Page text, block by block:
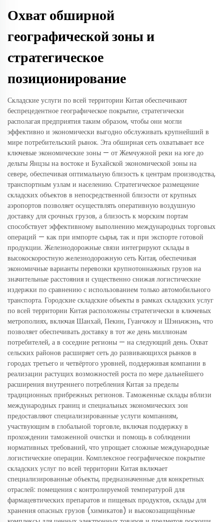
Охват обширной
географической зоны и
стратегическое
позиционирование
Складские услуги по всей территории Китая обеспечивают
беспрецедентное географическое покрытие, стратегически
располагая предприятия таким образом, чтобы они могли
эффективно и экономически выгодно обслуживать крупнейший в
мире потребительский рынок. Эта обширная сеть охватывает все
ключевые экономические зоны — от Жемчужной реки на юге до
дельты Янцзы на востоке и Бухайской экономической зоны на
севере, обеспечивая оптимальную близость к центрам производства,
транспортным узлам и населению. Стратегическое размещение
складских объектов в непосредственной близости от крупных
аэропортов позволяет осуществлять оперативную воздушную
доставку для срочных грузов, а близость к морским портам
способствует эффективному выполнению международных торговых
операций — как при импорте сырья, так и при экспорте готовой
продукции. Железнодорожные связи интегрируют склады в
высокоскоростную железнодорожную сеть Китая, обеспечивая
экономичные варианты перевозки крупнотоннажных грузов на
значительные расстояния и существенно снижая логистические
издержки по сравнению с использованием только автомобильного
транспорта. Городские складские объекты в рамках складских услуг
по всей территории Китая расположены стратегически в ключевых
метрополиях, включая Шанхай, Пекин, Гуанчжоу и Шэньчжэнь, что
позволяет обеспечивать доставку в тот же день миллионам
потребителей, а в соседние регионы — на следующий день. Охват
сельских районов расширяет сеть до развивающихся рынков в
городах третьего и четвёртого уровней, поддерживая компании в
реализации растущих возможностей роста по мере дальнейшего
расширения внутреннего потребления Китая за пределы
традиционных прибрежных регионов. Таможенные склады вблизи
международных границ и специальных экономических зон
предоставляют специализированные услуги компаниям,
участвующим в глобальной торговле, включая поддержку в
прохождении таможенной очистки и помощь в соблюдении
нормативных требований, что упрощает сложные международные
логистические операции. Комплексное географическое покрытие
складских услуг по всей территории Китая включает
специализированные объекты, предназначенные для конкретных
отраслей: помещения с контролируемой температурой для
фармацевтических препаратов и пищевых продуктов, склады для
хранения опасных грузов (химикатов) и высокозащищённые